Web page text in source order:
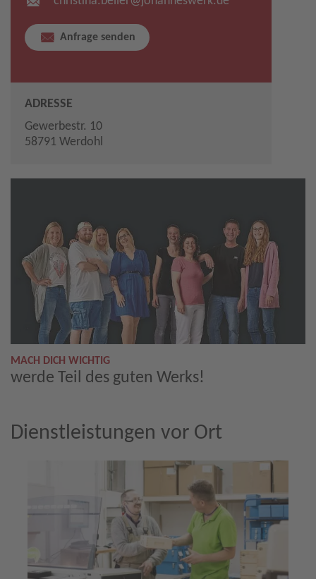
Anfrage senden
ADRESSE
Gewerbestr. 10
58791 Werdohl
MACH DICH WICHTIG
werde Teil des guten Werks!
Dienstleistungen vor Ort